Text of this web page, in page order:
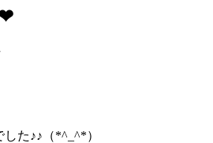
た♪♪（*^_^*）